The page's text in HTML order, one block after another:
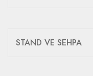
STAND VE SEHPA